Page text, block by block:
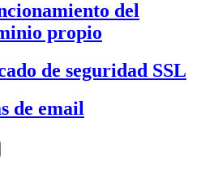
del
propio
de seguridad SSL
de email